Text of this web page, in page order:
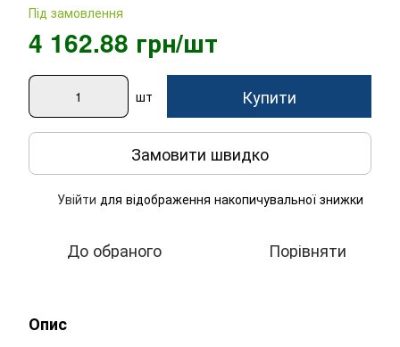
Під замовлення
4 162.88 грн/шт
шт Купити
Замовити швидко
Увійти для відображення накопичувальної знижки
До обраного Порівняти
Опис